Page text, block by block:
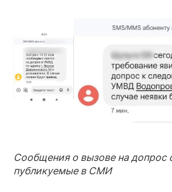
Сообщения о вызове на допрос
публикуемые в СМИ